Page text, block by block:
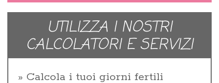
UTILIZZA I NOSTRI
CALCOLATORI E SERVIZI
Calcola i tuoi giorni fertili